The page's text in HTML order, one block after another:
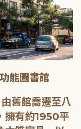
能圖書館
舊館喬遷至八
擁有約1950平